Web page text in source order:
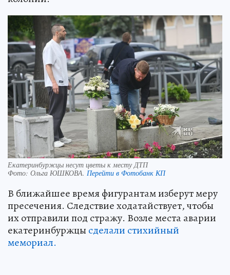
Екатеринбуржцы несут цветы к месту ДТП
Фото: Ольга ЮШКОВА. Перейти в Фотобанк КП
В ближайшее время фигурантам изберут меру
пресечения. Следствие ходатайствует, чтобы
их отправили под стражу. Возле места аварии
екатеринбуржцы сделали стихийный
мемориал.